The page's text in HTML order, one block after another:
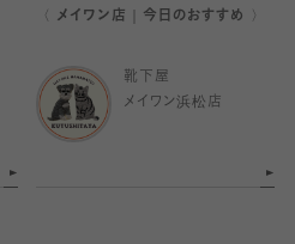
〈 メイワン店｜今日のおすすめ 〉
靴下屋
メイワン浜松店